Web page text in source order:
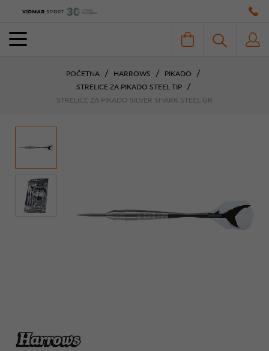
POČETNA HARROWS
PIKADO
STRELICE ZA PIKADO STEEL TIP
STRELICE ZA PIKADO SILVER SHARK STEEL GR